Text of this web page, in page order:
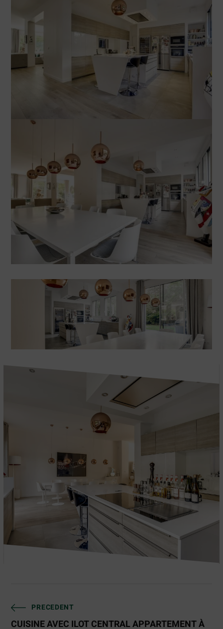
PRECEDENT
CUISINE AVEC ILOT CENTRAL APPARTEMENT À